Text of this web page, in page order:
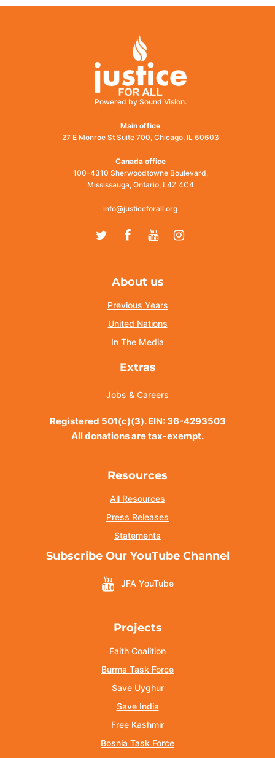
Powered by Sound Vision.
Main office
27 E Monroe St Suite 700, Chicago, IL 60603
Canada office
100-4310 Sherwoodtowne Boulevard,
Mississauga, Ontario, L4Z 4C4
info@justiceforall.org
TwitterFacebook
YoutubeInstagram
About us
Previous Years
United Nations
In The Media
Extras
Jobs & Careers
Registered 501(c)(3). EIN: 36-4293503
All donations are tax-exempt.
Resources
All Resources
Press Releases
Statements
Subscribe Our YouTube Channel
JFA YouTube
Projects
Faith Coalition
Burma Task Force
Save Uyghur
Save India
Free Kashmir
Bosnia Task Force